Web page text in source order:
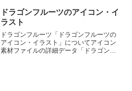
ドラゴンフルーツのアイコン・イ
ラスト
ドラゴンフルーツ「ドラゴンフルーツの
アイコン・イラスト」についてアイコン
素材ファイルの詳細データ「ドラゴンフ